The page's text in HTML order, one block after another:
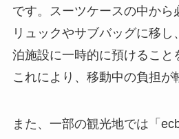
です。スーツケースの中から
リュックやサブバッグに移
泊施設に一時的に預けること
これにより、移動中の負担が
また、一部の観光地では「